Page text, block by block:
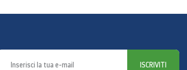
ISCRIVITI